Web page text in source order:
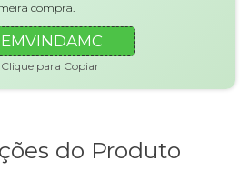
compra.
Clique para Copiar
do Produto